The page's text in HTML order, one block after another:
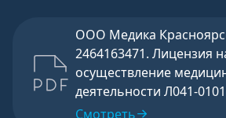
ООО Медика
2464163471. Лицензия
осуществление
деятельности Л041-
Смотреть